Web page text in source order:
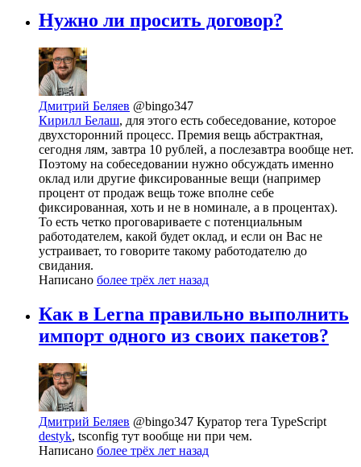
Нужно ли просить договор?
Дмитрий Беляев @bingo347
Кирилл Белаш, для этого есть собеседование, которое
двухсторонний процесс. Премия вещь абстрактная,
сегодня лям, завтра 10 рублей, а послезавтра вообще нет.
Поэтому на собеседовании нужно обсуждать именно
оклад или другие фиксированные вещи (например
процент от продаж вещь тоже вполне себе
фиксированная, хоть и не в номинале, а в процентах).
То есть четко проговариваете с потенциальным
работодателем, какой будет оклад, и если он Вас не
устраивает, то говорите такому работодателю до
свидания.
Написано более трёх лет назад
Как в Lerna правильно выполнить
импорт одного из своих пакетов?
Дмитрий Беляев @bingo347 Куратор тега TypeScript
destyk, tsconfig тут вообще ни при чем.
Написано более трёх лет назад